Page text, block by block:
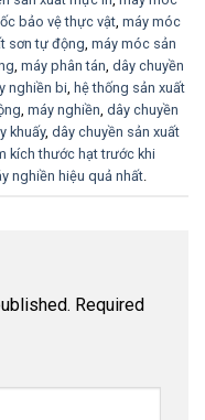
bảo vệ thực vật máy móc
sơn tự động máy móc sản
máy phân tán dây chuyền
nghiền bi hệ thống sản xuất
máy nghiền dây chuyền
khuấy, dây chuyền sản xuất
kích thước hạt trước khi
nghiền hiệu quả nhất
Required